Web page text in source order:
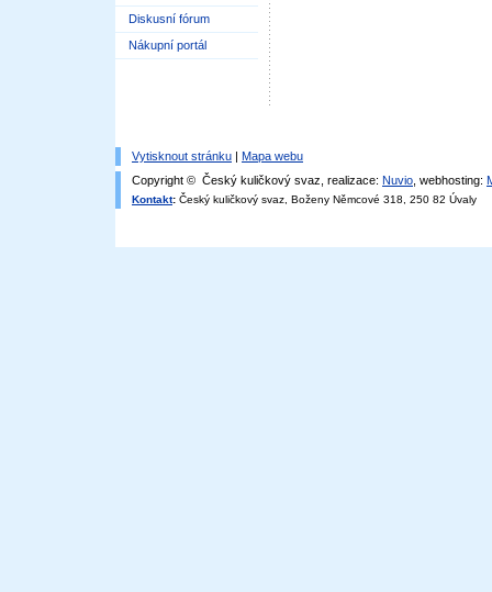
Diskusní fórum
Nákupní portál
Vytisknout stránku | Mapa webu
Copyright © Český kuličkový svaz, realizace: Nuvio , webhosting:
Kontakt: Český kuličkový svaz, Boženy Němcové 318, 250 82 Úvaly